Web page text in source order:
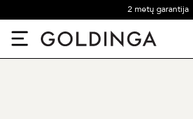
2 metų garantija